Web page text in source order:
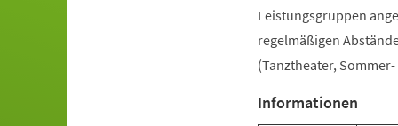
Leistungsgruppen
regelmäßigen
(Tanztheater,
Informationen